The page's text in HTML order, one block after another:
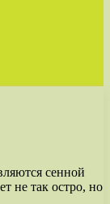
сенной
не так остро, но